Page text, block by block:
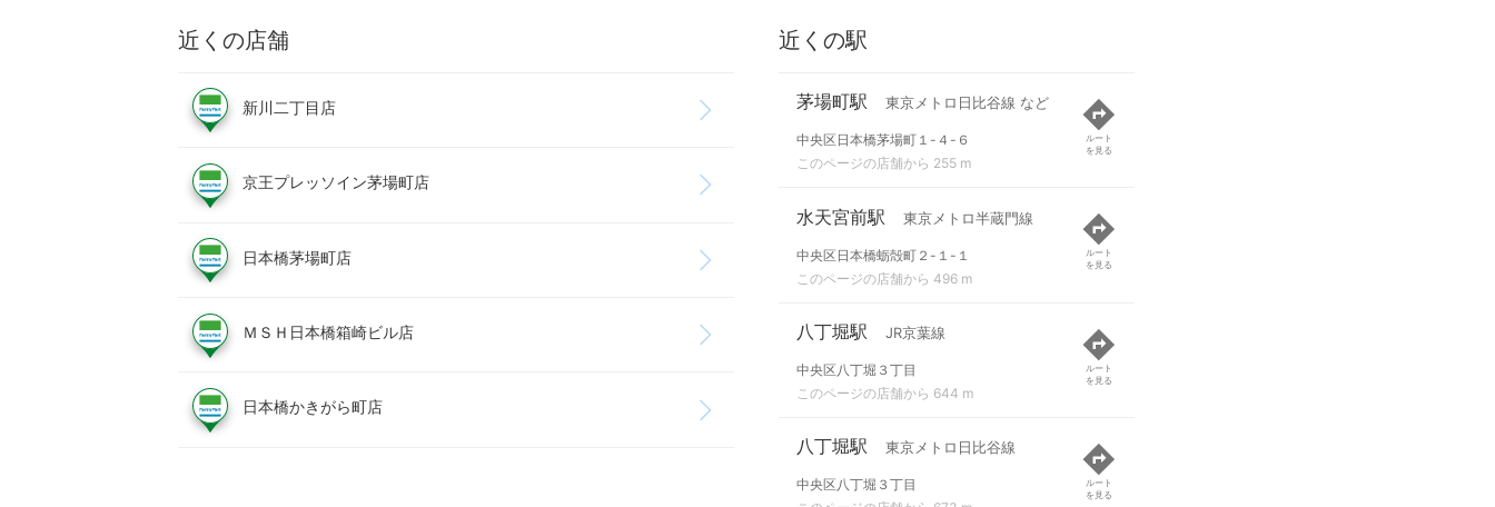
近くの店舗
新川二丁目店
京王プレッソイン茅場町店
日本橋茅場町店
ＭＳＨ日本橋箱崎ビル店
日本橋かきがら町店
近くの駅
茅場町駅 東京メトロ日比谷線 など
中央区日本橋茅場町１-４-６
このページの店舗から 255 m
ルート
を見る
水天宮前駅 東京メトロ半蔵門線
中央区日本橋蛎殻町２-１-１
このページの店舗から 496 m
ルート
を見る
八丁堀駅 JR京葉線
中央区八丁堀３丁目
このページの店舗から 644 m
ルート
を見る
八丁堀駅 東京メトロ日比谷線
中央区八丁堀３丁目
ルート
を見る